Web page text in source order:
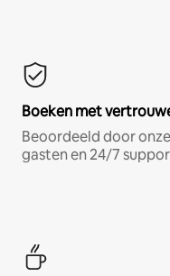
Boeken met
Beoordeeld door
gasten en 24/7